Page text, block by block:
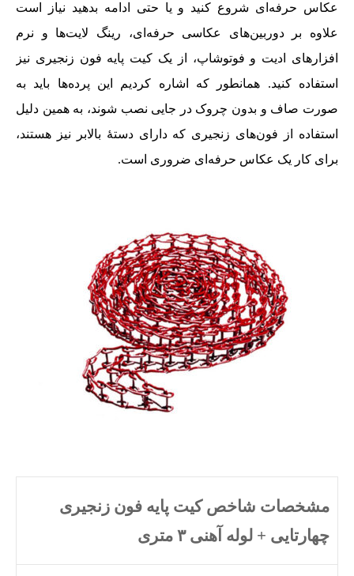
عکاس حرفه‌ای شروع کنید و یا حتی ادامه بدهید نیاز است
علاوه بر دوربین‌های عکاسی حرفه‌ای، رینگ لایت‌ها و نرم‌
افزارهای ادیت و فوتوشاپ، از یک کیت پایه فون زنجیری نیز
استفاده کنید. همانطور که اشاره کردیم این پرده‌ها باید به
صورت صاف و بدون چروک در جایی نصب شوند، به همین دلیل
استفاده از فون‌های‌‌‌ زنجیری که دارای دستۀ بالابر نیز هستند،
برای کار یک عکاس حرفه‌ای ضروری است.
مشخصات شاخص کیت پایه فون زنجیری
چهارتایی + لوله آهنی ٣ متری